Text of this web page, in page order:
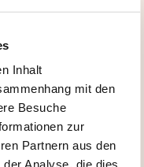
Inhalt
mit den
Besuche
zur
Partnern aus den
Analyse, die dies
ENDE